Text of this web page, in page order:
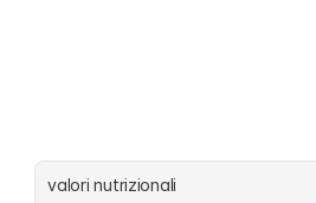
valori nutrizionali